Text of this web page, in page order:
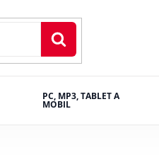
PC, MP3, TABLET A
MOBIL